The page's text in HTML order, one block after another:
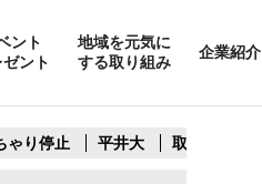
ント
ント
地域を元気に
する取り組み
企業紹介
ゃり停止 平井大 取水制限